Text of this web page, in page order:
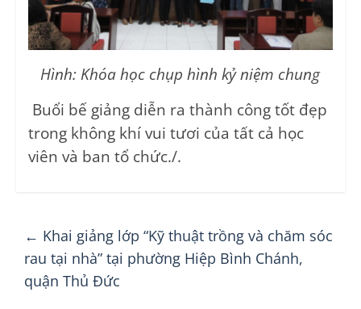
Hình: Khóa học chụp hình kỷ niệm chung
Buổi bế giảng diễn ra thành công tốt đẹp
trong không khí vui tươi của tất cả học
viên và ban tổ chức./.
← Khai giảng lớp “Kỹ thuật trồng và chăm sóc
rau tại nhà” tại phường Hiệp Bình Chánh,
quận Thủ Đức